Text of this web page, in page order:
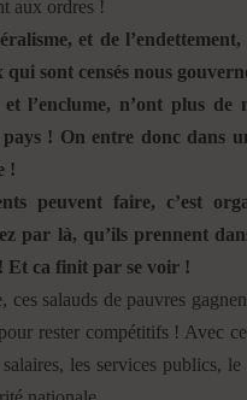
aux ordres !
et de l’endettement,
sont censés nous
l’enclume, n’ont plus de
! On entre donc dans
!
peuvent faire, c’est
par là, qu’ils prennent
Et ca finit par se voir !
ces salauds de pauvres
rester compétitifs ! Avec
les services publics,